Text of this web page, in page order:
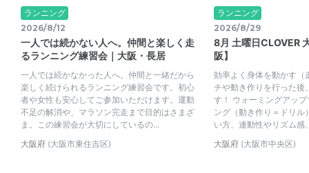
ランニング
2026/8/12
一人では続かない人へ。仲間と楽しく走
るランニング練習会｜大阪・長居
一人では続かなかった人へ。仲間と一緒だから
楽しく続けられるランニング練習会です。初心
者や女性も安心してご参加いただけます。運動
不足の解消や、マラソン完走まで目的はさまざ
ま。この練習会が大切にしているの...
大阪府 (大阪市東住吉区)
ランニング
2026/8/29
8月 土曜日CLOVER
阪】
効率よく身体を動かす（
チや動き作りを行った後
す！ ウォーミングアッ
ング（動き作り＝ドリル
い方、連動性やリズム感
大阪府 (大阪市中央区)